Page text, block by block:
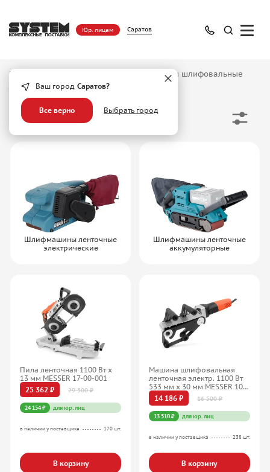
Ваш город Саратов?
Все верно Выбрать город
Юр. лицам Саратов
Главная
Машины шлифовальные
Ленточные шлифмашины
Ленточные шлифмашины
Шлифмашины ленточные
электрические
Шлифмашины ленточные
аккумуляторные
Пила ленточная 1100 Вт х
13 мм MESSER 17-00-001
25 362 ₽
29 500 ₽
24 154 ₽ для юр. лиц
в наличии у поставщика 170 шт.
В корзину
Машина шлифовальная
ленточная электр. 1100 Вт
533 мм х 30 мм MESSER 10-
41-334
14 186 ₽ 16 500 ₽
13 510 ₽ для юр. лиц
в наличии у поставщика 238 шт.
В корзину